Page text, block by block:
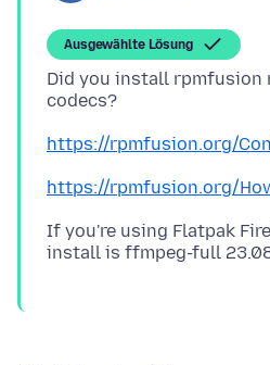
Ausgewählte Lösung
Did you install rpmfusion
https://rpmfusion.org/
https://rpmfusion.org/
If you're using Flatpak